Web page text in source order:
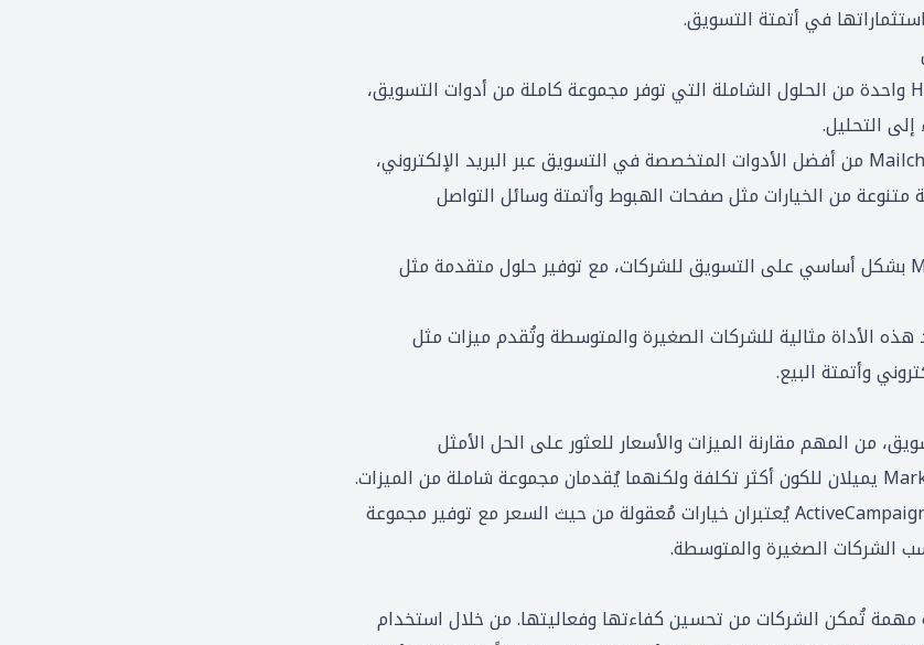
في أتمتة التسويق.
: تُعد HubSpot واحدة من الحلول الشاملة التي توفر مجموعة كاملة من أدوات التسويق،
إلى التحليل.
: يُعتبر Mailchimp من أفضل الأدوات المتخصصة في التسويق عبر البريد الإلكتروني،
متنوعة من الخيارات مثل صفحات الهبوط وأتمتة وسائل التواصل
: يُركز Marketo بشكل أساسي على التسويق للشركات، مع توفير حلول متقدمة مثل
هذه الأداة مثالية للشركات الصغيرة والمتوسطة وتُقدم ميزات مثل
وأتمتة البيع.
من المهم مقارنة الميزات والأسعار للعثور على الحل الأمثل
لاحتياجاتك. HubSpot وMarketo يميلان للكون أكثر تكلفة ولكنهما يُقدمان مجموعة شاملة من الميزات.
في المقابل، Mailchimp وActiveCampaign يُعتبران خيارات مُعقولة من حيث السعر مع توفير مجموعة
الشركات الصغيرة والمتوسطة.
مهمة تُمكن الشركات من تحسين كفاءتها وفعاليتها. من خلال استخدام